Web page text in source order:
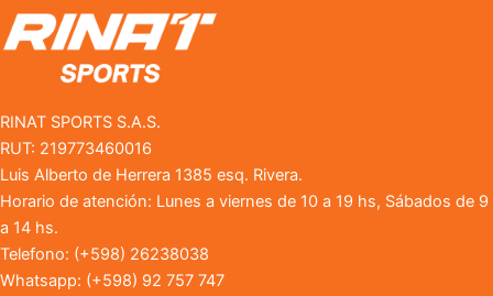
RINAT SPORTS S.A.S.
RUT: 219773460016
Luis Alberto de Herrera 1385 esq. Rivera.
Horario de atención: Lunes a viernes de 10 a 19 hs, Sábados de 9
a 14 hs.
Telefono: (+598) 26238038
Whatsapp: (+598) 92 757 747